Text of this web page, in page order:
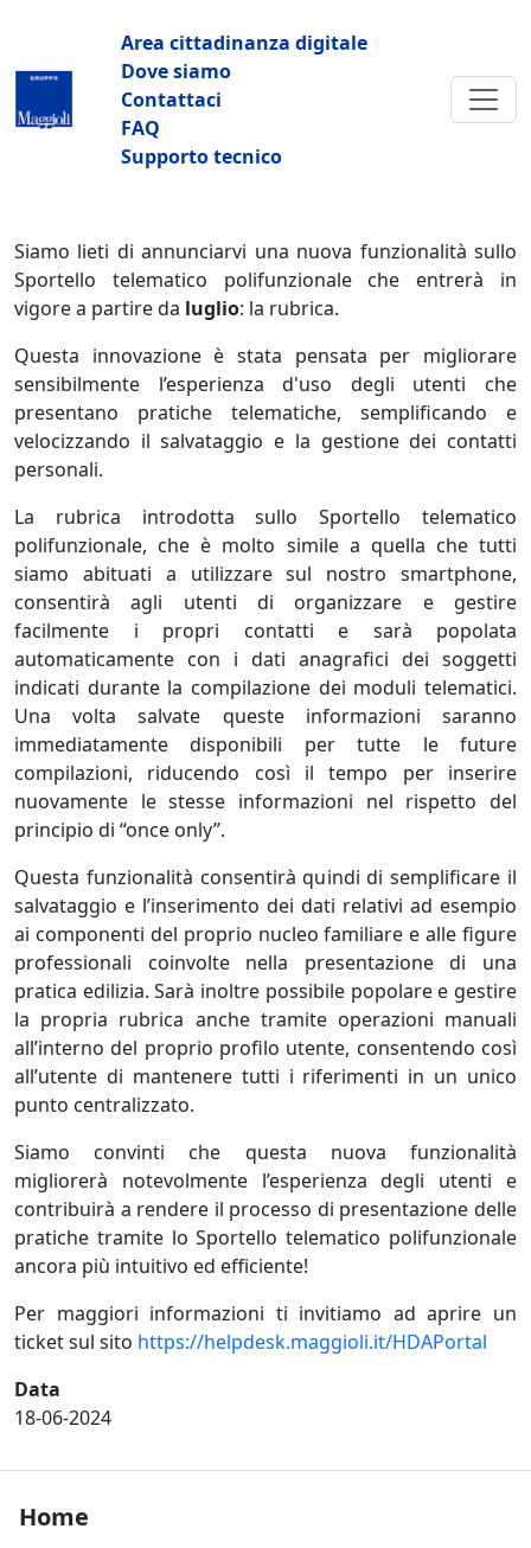
Navigazione principale
Area cittadinanza digitale
Dove siamo
Contattaci
FAQ
Supporto tecnico
Siamo lieti di annunciarvi una nuova funzionalità sullo
Sportello telematico polifunzionale che entrerà in
vigore a partire da luglio: la rubrica.
Questa innovazione è stata pensata per migliorare
sensibilmente l’esperienza d'uso degli utenti che
presentano pratiche telematiche, semplificando e
velocizzando il salvataggio e la gestione dei contatti
personali.
La rubrica introdotta sullo Sportello telematico
polifunzionale, che è molto simile a quella che tutti
siamo abituati a utilizzare sul nostro smartphone,
consentirà agli utenti di organizzare e gestire
facilmente i propri contatti e sarà popolata
automaticamente con i dati anagrafici dei soggetti
indicati durante la compilazione dei moduli telematici.
Una volta salvate queste informazioni saranno
immediatamente disponibili per tutte le future
compilazioni, riducendo così il tempo per inserire
nuovamente le stesse informazioni nel rispetto del
principio di “once only”.
Questa funzionalità consentirà quindi di semplificare il
salvataggio e l’inserimento dei dati relativi ad esempio
ai componenti del proprio nucleo familiare e alle figure
professionali coinvolte nella presentazione di una
pratica edilizia. Sarà inoltre possibile popolare e gestire
la propria rubrica anche tramite operazioni manuali
all’interno del proprio profilo utente, consentendo così
all’utente di mantenere tutti i riferimenti in un unico
punto centralizzato.
Siamo convinti che questa nuova funzionalità
migliorerà notevolmente l’esperienza degli utenti e
contribuirà a rendere il processo di presentazione delle
pratiche tramite lo Sportello telematico polifunzionale
ancora più intuitivo ed efficiente!
Per maggiori informazioni ti invitiamo ad aprire un
ticket sul sito https://helpdesk.maggioli.it/HDAPortal
Data
18-06-2024
Footer Home
Home